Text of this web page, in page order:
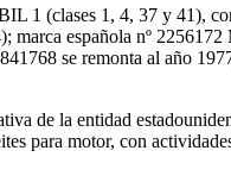
1 (clases 1, 4, 37 y 41),
marca española nº
se remonta al año
de la entidad
para motor, con